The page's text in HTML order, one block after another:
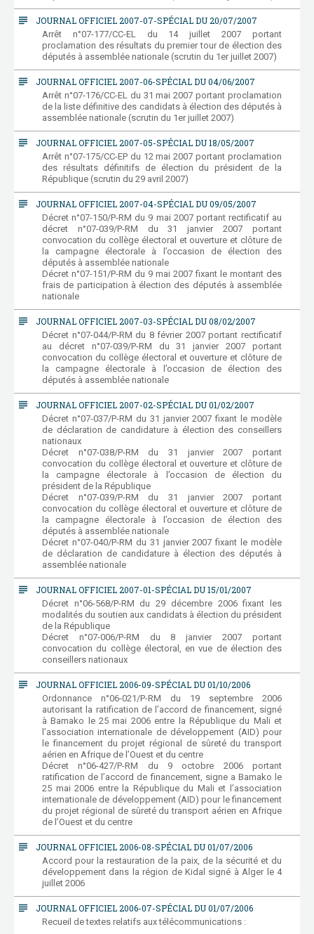
subject JOURNAL OFFICIEL 2007-07-SPÉCIAL DU 20/07/2007
Arrêt n°07-177/CC-EL du 14 juillet 2007 portant
proclamation des résultats du premier tour de élection des
députés à assemblée nationale (scrutin du 1er juillet 2007)
subject JOURNAL OFFICIEL 2007-06-SPÉCIAL DU 04/06/2007
Arrêt n°07-176/CC-EL du 31 mai 2007 portant proclamation
de la liste définitive des candidats à élection des députés à
assemblée nationale (scrutin du 1er juillet 2007)
subject JOURNAL OFFICIEL 2007-05-SPÉCIAL DU 18/05/2007
Arrêt n°07-175/CC-EP du 12 mai 2007 portant proclamation
des résultats définitifs de élection du président de la
République (scrutin du 29 avril 2007)
subject JOURNAL OFFICIEL 2007-04-SPÉCIAL DU 09/05/2007
Décret n°07-150/P-RM du 9 mai 2007 portant rectificatif au
décret n°07-039/P-RM du 31 janvier 2007 portant
convocation du collège électoral et ouverture et clôture de
la campagne électorale à l’occasion de élection des
députés à assemblée nationale
Décret n°07-151/P-RM du 9 mai 2007 fixant le montant des
frais de participation à élection des députés à assemblée
nationale
subject JOURNAL OFFICIEL 2007-03-SPÉCIAL DU 08/02/2007
Décret n°07-044/P-RM du 8 février 2007 portant rectificatif
au décret n°07-039/P-RM du 31 janvier 2007 portant
convocation du collège électoral et ouverture et clôture de
la campagne électorale à l’occasion de élection des
députés à assemblée nationale
subject JOURNAL OFFICIEL 2007-02-SPÉCIAL DU 01/02/2007
Décret n°07-037/P-RM du 31 janvier 2007 fixant le modèle
de déclaration de candidature à élection des conseillers
nationaux
Décret n°07-038/P-RM du 31 janvier 2007 portant
convocation du collège électoral et ouverture et clôture de
la campagne électorale à l’occasion de élection du
président de la République
Décret n°07-039/P-RM du 31 janvier 2007 portant
convocation du collège électoral et ouverture et clôture de
la campagne électorale à l’occasion de élection des
députés à assemblée nationale
Décret n°07-040/P-RM du 31 janvier 2007 fixant le modèle
de déclaration de candidature à élection des députés à
assemblée nationale
subject JOURNAL OFFICIEL 2007-01-SPÉCIAL DU 15/01/2007
Décret n°06-568/P-RM du 29 décembre 2006 fixant les
modalités du soutien aux candidats à élection du président
de la République
Décret n°07-006/P-RM du 8 janvier 2007 portant
convocation du collège électoral, en vue de élection des
conseillers nationaux
subject JOURNAL OFFICIEL 2006-09-SPÉCIAL DU 01/10/2006
Ordonnance n°06-021/P-RM du 19 septembre 2006
autorisant la ratification de l’accord de financement, signé
à Bamako le 25 mai 2006 entre la République du Mali et
l’association internationale de développement (AID) pour
le financement du projet régional de sûreté du transport
aérien en Afrique de l’Ouest et du centre
Décret n°06-427/P-RM du 9 octobre 2006 portant
ratification de l’accord de financement, signe a Bamako le
25 mai 2006 entre la République du Mali et l’association
internationale de développement (AID) pour le financement
du projet régional de sûreté du transport aérien en Afrique
de l’Ouest et du centre
subject JOURNAL OFFICIEL 2006-08-SPÉCIAL DU 01/07/2006
Accord pour la restauration de la paix, de la sécurité et du
développement dans la région de Kidal signé à Alger le 4
juillet 2006
subject JOURNAL OFFICIEL 2006-07-SPÉCIAL DU 01/07/2006
Recueil de textes relatifs aux télécommunications :